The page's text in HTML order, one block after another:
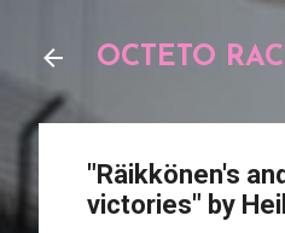
OCTETO
"Räikkönen's
victories" by